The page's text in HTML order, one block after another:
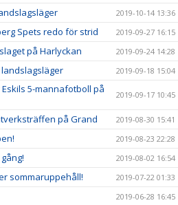
2019-10-14 13:36
Spets redo för strid 2019-09-27 16:15
på Harlyckan 2019-09-24 14:28
2019-09-18 15:04
5-mannafotboll på
2019-09-17 10:45
på Grand 2019-08-30 15:41
2019-08-23 22:28
2019-08-02 16:54
sommaruppehåll! 2019-07-22 01:33
2019-06-28 16:45